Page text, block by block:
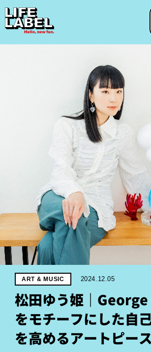
ART & MUSIC 2024.12.05
松田ゆう姫｜
をモチーフにした自
を高めるアートピー